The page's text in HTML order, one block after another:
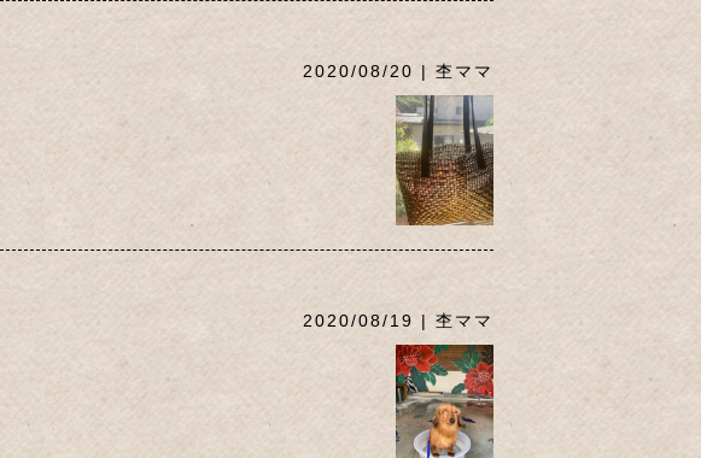
2020/08/20 | 杢ママ
2020/08/19 | 杢ママ